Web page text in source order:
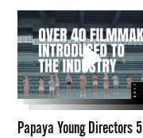
Papaya
Young
Directors
5
Nagrodzone
filmy
Papaya Young Directors 5